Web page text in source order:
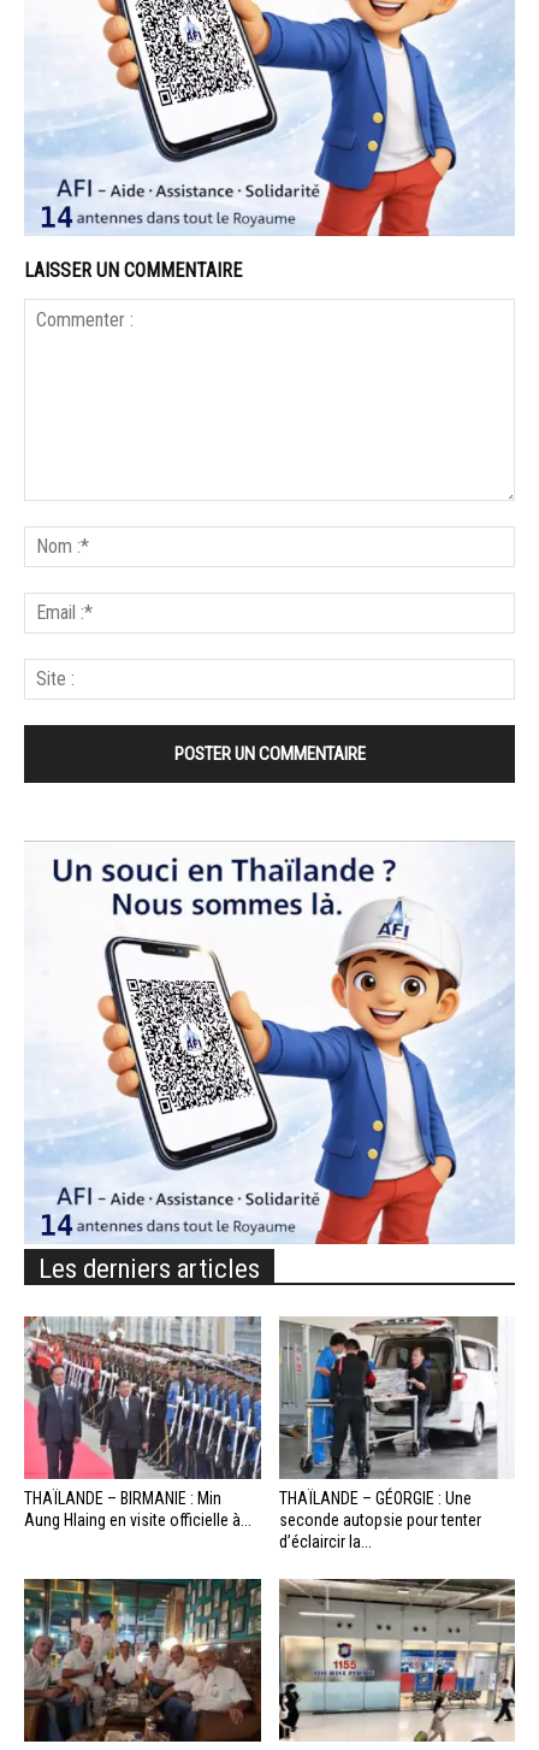
LAISSER UN COMMENTAIRE
Les derniers articles
THAÏLANDE – BIRMANIE : Min
Aung Hlaing en visite officielle à...
THAÏLANDE – GÉORGIE : Une
seconde autopsie pour tenter
d’éclaircir la...